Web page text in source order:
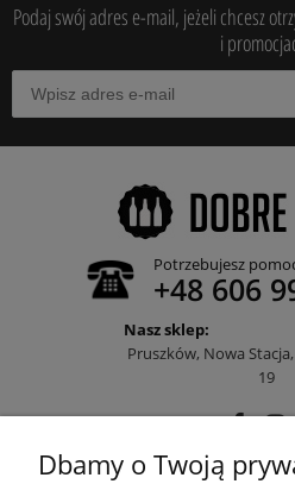
Podaj swój adres e-mail, jeżeli chcesz
i
Potrzebujesz
+48 606
Nasz sklep:
Pruszków, Nowa
19
Dbamy o Twoją